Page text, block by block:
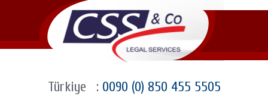
Türkiye : 0090 (0) 850 455 5505